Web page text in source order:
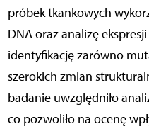
próbek tkankowych
DNA oraz analizę
identyfikację zarówno
szerokich zmian
badanie uwzględniło
co pozwoliło na ocenę